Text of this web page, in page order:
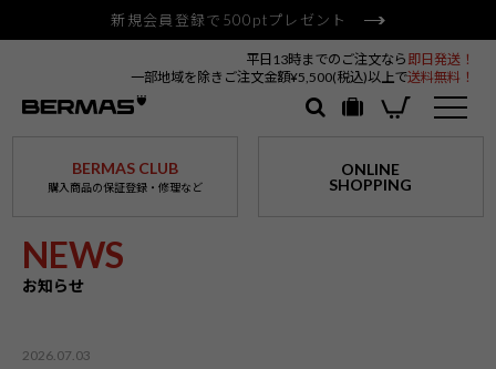
新規会員登録で500ptプレゼント
平日13時までのご注文なら 即日発送！
一部地域を除きご注文金額¥5,500(税込)以上で送料無料！
BERMAS CLUB
購入商品の保証登録・修理など
ONLINE
SHOPPING
NEWS
お知らせ
2026.07.03